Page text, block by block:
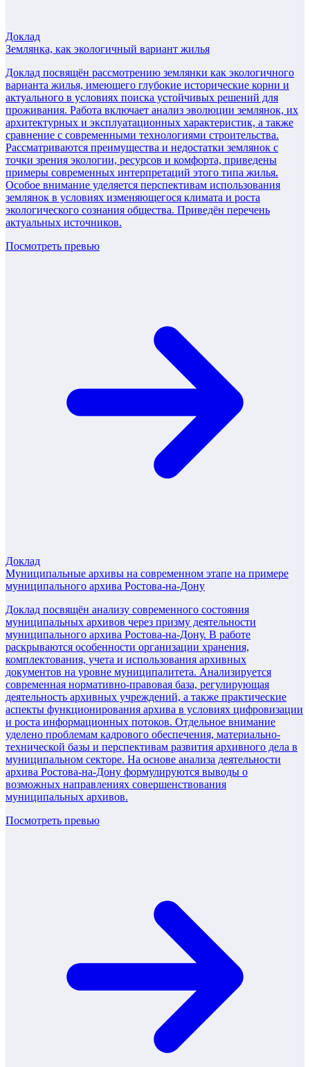
Доклад
Землянка, как экологичный вариант жилья
Доклад посвящён рассмотрению землянки как экологичного
варианта жилья, имеющего глубокие исторические корни и
актуального в условиях поиска устойчивых решений для
проживания. Работа включает анализ эволюции землянок, их
архитектурных и эксплуатационных характеристик, а также
сравнение с современными технологиями строительства.
Рассматриваются преимущества и недостатки землянок с
точки зрения экологии, ресурсов и комфорта, приведены
примеры современных интерпретаций этого типа жилья.
Особое внимание уделяется перспективам использования
землянок в условиях изменяющегося климата и роста
экологического сознания общества. Приведён перечень
актуальных источников.
Посмотреть превью
Доклад
Муниципальные архивы на современном этапе на примере
муниципального архива Ростова-на-Дону
Доклад посвящён анализу современного состояния
муниципальных архивов через призму деятельности
муниципального архива Ростова-на-Дону. В работе
раскрываются особенности организации хранения,
комплектования, учета и использования архивных
документов на уровне муниципалитета. Анализируется
современная нормативно-правовая база, регулирующая
деятельность архивных учреждений, а также практические
аспекты функционирования архива в условиях цифровизации
и роста информационных потоков. Отдельное внимание
уделено проблемам кадрового обеспечения, материально-
технической базы и перспективам развития архивного дела в
муниципальном секторе. На основе анализа деятельности
архива Ростова-на-Дону формулируются выводы о
возможных направлениях совершенствования
муниципальных архивов.
Посмотреть превью